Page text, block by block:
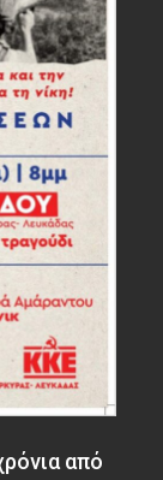
από